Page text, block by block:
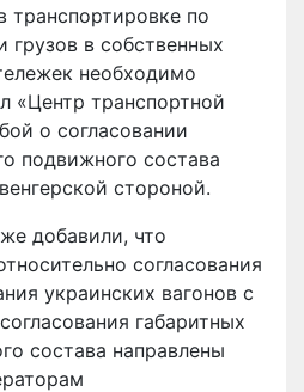
транспортировке по
грузов в собственных
необходимо
«Центр транспортной
о согласовании
подвижного состава
стороной.
добавили, что
согласования
украинских вагонов с
габаритных
состава направлены